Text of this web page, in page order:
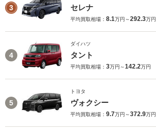
3 セレナ
平均買取相場： 8.1万円～292.3万円
4
ダイハツ
タント
平均買取相場： 3万円～142.2万円
5
トヨタ
ヴォクシー
平均買取相場： 9.7万円～372.9万円